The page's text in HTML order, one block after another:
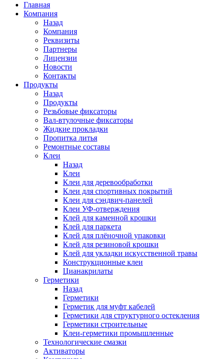
Главная
Компания
Назад
Компания
Реквизиты
Партнеры
Лицензии
Новости
Контакты
Продукты
Назад
Продукты
Резьбовые фиксаторы
Вал-втулочные фиксаторы
Жидкие прокладки
Пропитка литья
Ремонтные составы
Клеи
Назад
Клеи
Клеи для деревообработки
Клеи для спортивных покрытий
Клеи для сэндвич-панелей
Клеи УФ-отверждения
Клей для каменной крошки
Клей для паркета
Клей для плёночной упаковки
Клей для резиновой крошки
Клей для укладки искусственной травы
Конструкционные клеи
Цианакрилаты
Герметики
Назад
Герметики
Герметик для муфт кабелей
Герметики для структурного остекления
Герметики строительные
Клеи-герметики промышленные
Технологические смазки
Активаторы